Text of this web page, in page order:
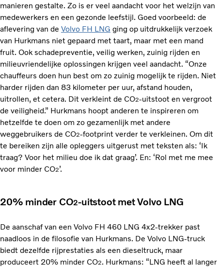
manieren gestalte. Zo is er veel aandacht voor het welzijn van
medewerkers en een gezonde leefstijl. Goed voorbeeld: de
aflevering van de Volvo FH LNG ging op uitdrukkelijk verzoek
van Hurkmans niet gepaard met taart, maar met een mand
fruit. Ook schadepreventie, veilig werken, zuinig rijden en
milieuvriendelijke oplossingen krijgen veel aandacht. “Onze
chauffeurs doen hun best om zo zuinig mogelijk te rijden. Niet
harder rijden dan 83 kilometer per uur, afstand houden,
uitrollen, et cetera. Dit verkleint de CO2-uitstoot en vergroot
de veiligheid.” Hurkmans hoopt anderen te inspireren om
hetzelfde te doen om zo gezamenlijk met andere
weggebruikers de CO2-footprint verder te verkleinen. Om dit
te bereiken zijn alle opleggers uitgerust met teksten als: ‘Ik
traag? Voor het milieu doe ik dat graag’. En: ‘Rol met me mee
voor minder CO2’.
20% minder CO2-uitstoot met Volvo LNG
De aanschaf van een Volvo FH 460 LNG 4x2-trekker past
naadloos in de filosofie van Hurkmans. De Volvo LNG-truck
biedt dezelfde rijprestaties als een dieseltruck, maar
produceert 20% minder CO2. Hurkmans: “LNG heeft al langer